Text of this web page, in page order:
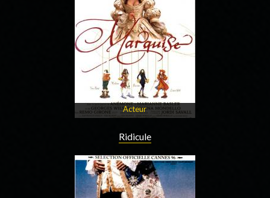
Acteur
Ridicule